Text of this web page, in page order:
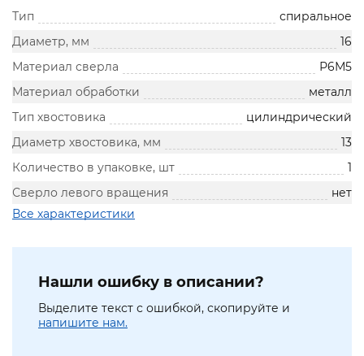
Тип
спиральное
Диаметр, мм
16
Материал сверла
Р6М5
Материал обработки
металл
Тип хвостовика
цилиндрический
Диаметр хвостовика, мм
13
Количество в упаковке, шт
1
Сверло левого вращения
нет
Все характеристики
Нашли ошибку в описании?
Выделите текст с ошибкой, скопируйте и
напишите нам.